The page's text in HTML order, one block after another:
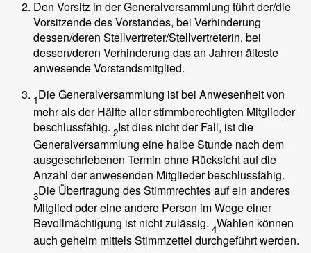
Den Vorsitz in der Generalversammlung führt der/die
Vorsitzende des Vorstandes, bei Verhinderung
dessen/deren Stellvertreter/Stellvertreterin, bei
dessen/deren Verhinderung das an Jahren älteste
anwesende Vorstandsmitglied.
1Die Generalversammlung ist bei Anwesenheit von
mehr als der Hälfte aller stimmberechtigten Mitglieder
beschlussfähig. 2Ist dies nicht der Fall, ist die
Generalversammlung eine halbe Stunde nach dem
ausgeschriebenen Termin ohne Rücksicht auf die
Anzahl der anwesenden Mitglieder beschlussfähig.
3Die Übertragung des Stimmrechtes auf ein anderes
Mitglied oder eine andere Person im Wege einer
Bevollmächtigung ist nicht zulässig. 4Wahlen können
auch geheim mittels Stimmzettel durchgeführt werden.